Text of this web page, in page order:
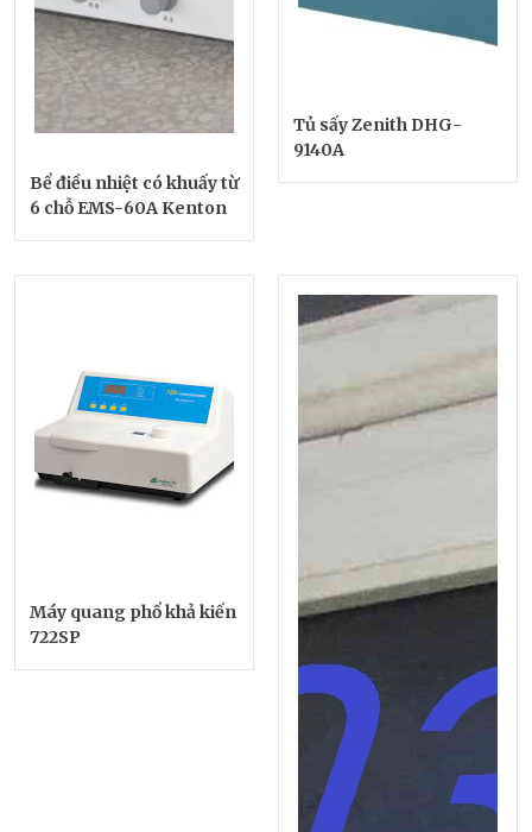
Bể điều nhiệt có khuấy từ
6 chỗ EMS-60A Kenton
Tủ sấy Zenith DHG-
9140A
Máy quang phổ khả kiến
722SP